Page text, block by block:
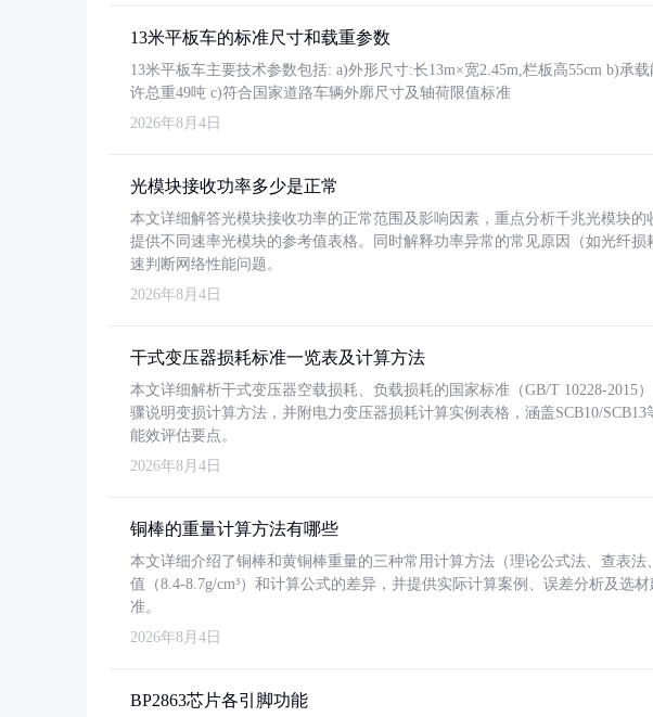
13米平板车的标准尺寸和载重参数
13米平板车主要技术参数包括: a)外形尺寸:长13m×宽2.45m,栏板高55cm b)承
许总重49吨 c)符合国家道路车辆外廓尺寸及轴荷限值标准
2026年8月4日
光模块接收功率多少是正常
本文详细解答光模块接收功率的正常范围及影响因素，重点分析千兆光模块的
提供不同速率光模块的参考值表格。同时解释功率异常的常见原因（如光纤
速判断网络性能问题。
2026年8月4日
干式变压器损耗标准一览表及计算方法
本文详细解析干式变压器空载损耗、负载损耗的国家标准（GB/T 10228-2015
骤说明变损计算方法，并附电力变压器损耗计算实例表格，涵盖SCB10/
能效评估要点。
2026年8月4日
铜棒的重量计算方法有哪些
本文详细介绍了铜棒和黄铜棒重量的三种常用计算方法（理论公式法、查表
值（8.4-8.7g/cm³）和计算公式的差异，并提供实际计算案例、误差分析及选
准。
2026年8月4日
BP2863芯片各引脚功能